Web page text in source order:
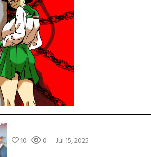
10 0 Jul 15, 2025